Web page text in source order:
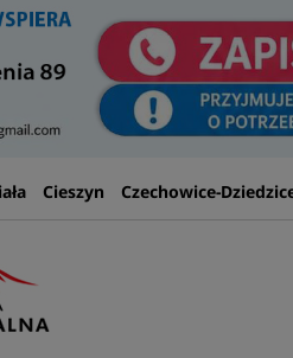
Cieszyn Czechowice-